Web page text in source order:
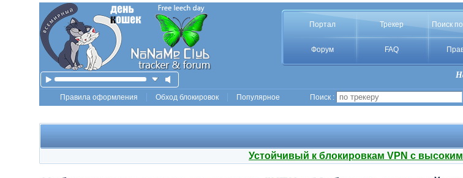
Портал Трекер Поиск
Форум FAQ
Правила оформления Обход блокировок Популярное Поиск :
Устойчивый к блокировкам VPN с